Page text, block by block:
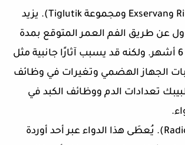
• ريلوزول (Rilutek وExservan ومجموعة Tiglutik). يزيد
عن طريق الفم العمر المتوقع بمدة
تتراوح بين 3 إلى 6 أشهر. ولكنه قد يسبب آثارًا جانبية مثل
الجهاز الهضمي وتغيرات في وظائف
تعدادات الدم ووظائف الكبد في
• إدارافون (Radicava). يُعطَى هذا الدواء عبر أحد أوردة